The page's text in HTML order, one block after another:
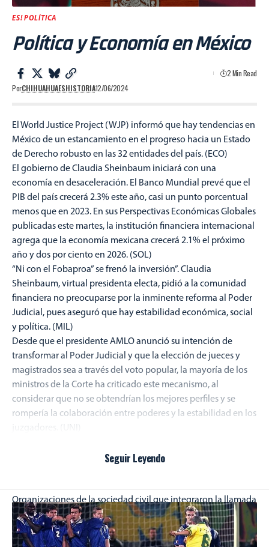
ES! POLÍTICA
Política y Economía en México
PorCHIHUAHUAESHISTORIA12/06/2024
2 Min Read
El World Justice Project (WJP) informó que hay tendencias en
México de un estancamiento en el progreso hacia un Estado
de Derecho robusto en las 32 entidades del país. (ECO)
El gobierno de Claudia Sheinbaum iniciará con una
economía en desaceleración. El Banco Mundial prevé que el
PIB del país crecerá 2.3% este año, casi un punto porcentual
menos que en 2023. En sus Perspectivas Económicas Globales
publicadas este martes, la institución financiera internacional
agrega que la economía mexicana crecerá 2.1% el próximo
año y dos por ciento en 2026. (SOL)
“Ni con el Fobaproa” se frenó la inversión”. Claudia
Sheinbaum, virtual presidenta electa, pidió a la comunidad
financiera no preocuparse por la inminente reforma al Poder
Judicial, pues aseguró que hay estabilidad económica, social
y política. (MIL)
Desde que el presidente AMLO anunció su intención de
transformar al Poder Judicial y que la elección de jueces y
magistrados sea a través del voto popular, la mayoría de los
ministros de la Corte ha criticado este mecanismo, al
considerar que no se obtendrían los mejores perfiles y se
rompería la colaboración entre poderes y la estabilidad en los
juzgadores. (UNI)
modificación relacionada con el ejercicio de jueces y
Organizaciones de la sociedad civil que integraron la llamada
marea rosa, muchas de las cuales están vinculadas con el
empresario Claudio X. González, convocaron a un “encuentro
nacional” el 6 de julio para una “reorganización”. (JOR)
Seguir Leyendo